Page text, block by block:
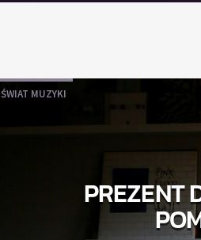
ŚWIAT MUZYKI
PREZENT